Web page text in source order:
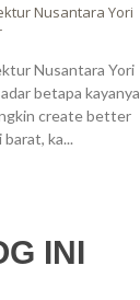
Nusantara Yori
Nusantara Yori
betapa kayanya
create better
ka...
INI